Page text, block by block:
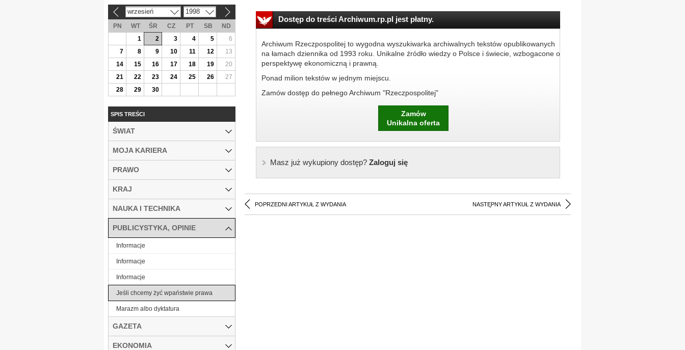
Dostęp do treści Archiwum.rp.pl jest płatny.
Archiwum Rzeczpospolitej to wygodna wyszukiwarka archiwalnych tekstów opublikowanych
na łamach dziennika od 1993 roku. Unikalne źródło wiedzy o Polsce i świecie, wzbogacone o
perspektywę ekonomiczną i prawną.
Ponad milion tekstów w jednym miejscu.
Zamów dostęp do pełnego Archiwum "Rzeczpospolitej"
Zamów
Unikalna oferta
Masz już wykupiony dostęp?Zaloguj się
POPRZEDNI ARTYKUŁ Z WYDANIA NASTĘPNY ARTYKUŁ Z WYDANIA
wrzesień 1998
PN WT ŚR CZ PT SB
ND
1
2 3 4 5
6
7
8 9 10 11 12
13
14
15 16 17 18 19
20
21
22 23 24 25 26
27
28
29 30
SPIS TREŚCI
ŚWIAT
MOJA KARIERA
PRAWO
KRAJ
NAUKA I TECHNIKA
PUBLICYSTYKA, OPINIE
Informacje
Informacje
Informacje
Jeśli chcemy żyć wpaństwie prawa
Marazm albo dyktatura
GAZETA
EKONOMIA